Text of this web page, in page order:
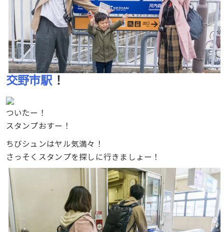
交野市駅 ！
ついたー！
スタンプおすー！
ちびシュンはヤル気満々！
さっそくスタンプを探しに行きましょー！